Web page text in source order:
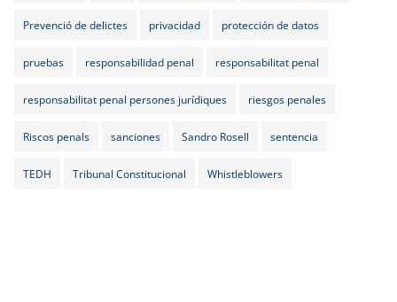
Prevenció de delictes privacidad protección de datos
pruebas responsabilidad penal responsabilitat penal
responsabilitat penal persones jurídiques riesgos penales
Riscos penals sanciones Sandro Rosell sentencia
TEDH Tribunal Constitucional Whistleblowers